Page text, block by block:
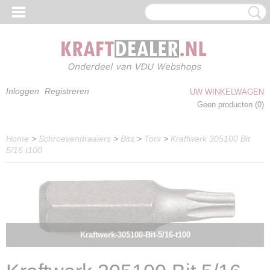
Inloggen Registreren
UW WINKELWAGEN
Geen producten (0)
Home > Schroevendraaiers > Bits > Torx > Kraftwerk 305100 Bit
5/16 t100
Kraftwerk-305100-Bit-5/16-t100